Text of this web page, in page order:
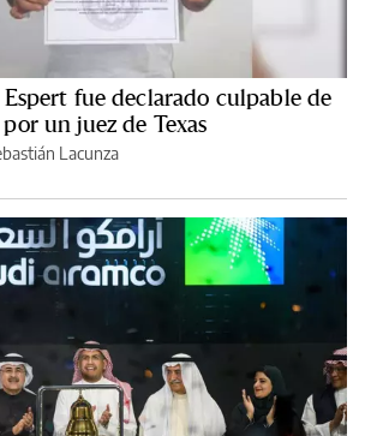
fue declarado culpable de
un juez de Texas
Lacunza